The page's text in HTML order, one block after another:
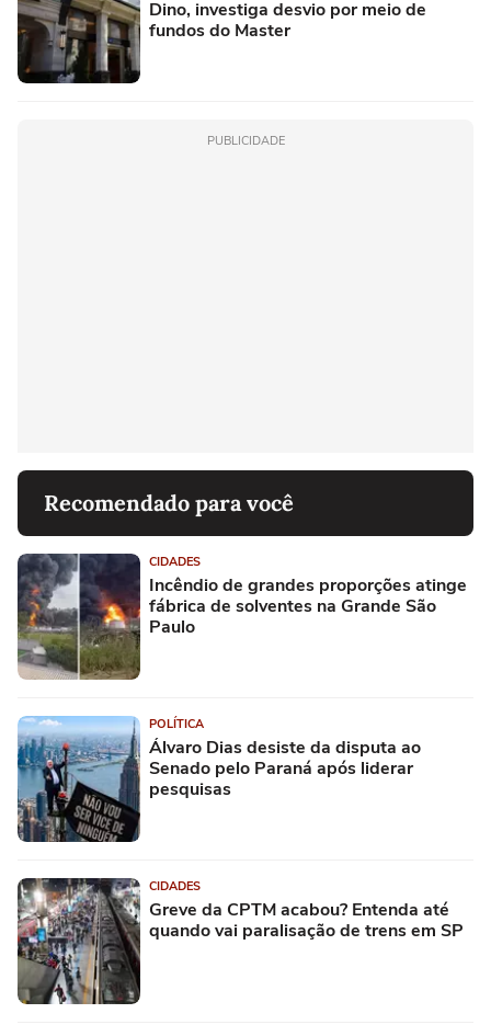
Dino, investiga desvio por meio de
fundos do Master
PUBLICIDADE
Recomendado para você
CIDADES
Incêndio de grandes proporções atinge
fábrica de solventes na Grande São
Paulo
POLÍTICA
Álvaro Dias desiste da disputa ao
Senado pelo Paraná após liderar
pesquisas
CIDADES
Greve da CPTM acabou? Entenda até
quando vai paralisação de trens em SP